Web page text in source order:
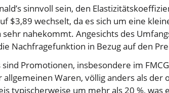
sinnvoll sein, den
$3,89 wechselt, da es sich um eine
nahekommt. Angesichts des
Nachfragefunktion in Bezug auf den
Promotionen, insbesondere im
Waren, völlig anders als der
typischerweise um mehr als 20 %, was